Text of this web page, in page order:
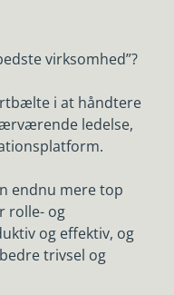
virksomhed”?
i at håndtere
ledelse,
endnu mere top
rolle- og
og effektiv, og
trivsel og